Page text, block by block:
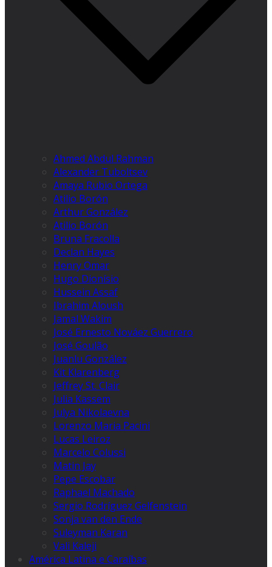
Ahmed Abdul Rahman
Alexander Tuboltsev
Amaya Rubio Ortega
Atilio Borón
Arthur González
Atilio Borón
Bruna Fracolla
Declan Hayes
Henry Omar
Hugo Dionísio
Hussein Assaf
Ibrahim Aloush
Jamal Wakim
José Ernesto Nováez Guerrero
José Goulão
Juanlu González
Kit Klarenberg
Jeffrey St. Clair
Julia Kassem
Julya Nikolaevna
Lorenzo Maria Pacini
Lucas Leiroz
Marcelo Colussi
Matin Jay
Pepe Escobar
Raphael Machado
Sergio Rodríguez Gelfenstein
Sonja van den Ende
Suleyman Karan
Vali Kaleji
América Latina e Caraíbas